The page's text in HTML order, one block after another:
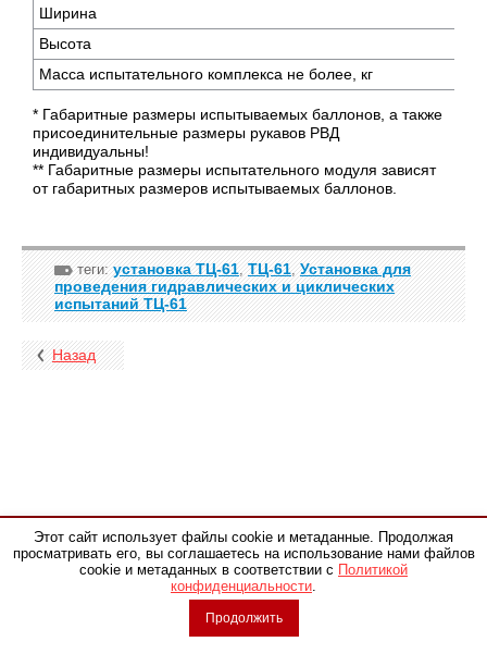
Этот сайт использует файлы cookie и метаданные. Продолжая
просматривать его, вы соглашаетесь на использование нами файлов
cookie и метаданных в соответствии с Политикой
конфиденциальности.
Продолжить
Ширина
Высота
Масса испытательного комплекса не более, кг
* Габаритные размеры испытываемых баллонов, а также
присоединительные размеры рукавов РВД
индивидуальны!
** Габаритные размеры испытательного модуля зависят
от габаритных размеров испытываемых баллонов.
теги:установка ТЦ-61,ТЦ-61,Установка для
проведения гидравлических и циклических
испытаний ТЦ-61
Назад
Обращаем ваше внимание на то, что данный сайт носит
исключительно информационный характер и ни при каких условиях
не является публичной офертой,определяемой положениями Статьи
подробной информации о наличии и стоимости указанных товаров и
(или) услуг, пожалуйста, обращайтесь к менеджеру отдела продаж по